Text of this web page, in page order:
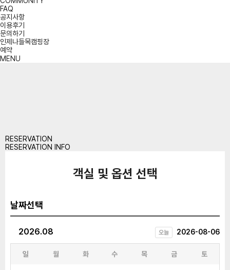
FAQ
공지사항
이용후기
문의하기
인제나들목캠핑장
예약
MENU
RESERVATION
RESERVATION INFO
객실 및 옵션 선택
날짜선택
2026.08 오늘 2026-08-06
일 월 화 수 목 금 토